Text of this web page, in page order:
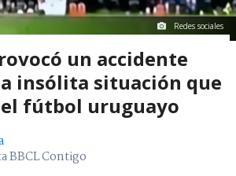
Redes sociales
un accidente
insólita situación que
fútbol uruguayo
BBCL Contigo